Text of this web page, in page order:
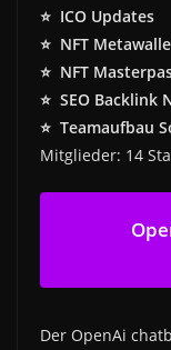
⭐ ICO Updates
⭐ NFT
⭐ NFT
⭐ SEO Backlink
⭐ Teamaufbau
Mitglieder: 14
Der OpenAi